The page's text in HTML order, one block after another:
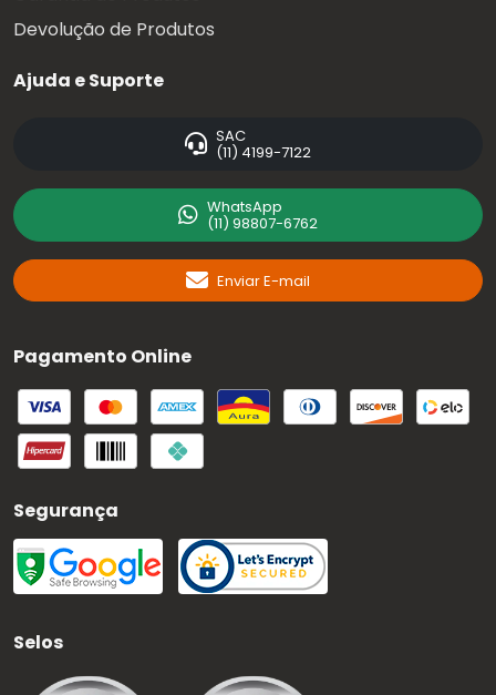
Devolução de Produtos
Ajuda e Suporte
SAC
(11) 4199-7122
WhatsApp
(11) 98807-6762
Enviar E-mail
Pagamento Online
Segurança
Selos